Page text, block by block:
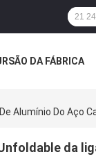
DA FÁBRICA
Alumínio Do Aço
da